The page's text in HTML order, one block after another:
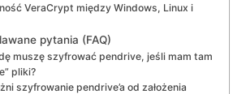
VeraCrypt między Windows, Linux i
pytania (FAQ)
muszę szyfrować pendrive, jeśli mam tam
pliki?
szyfrowanie pendrive’a od założenia